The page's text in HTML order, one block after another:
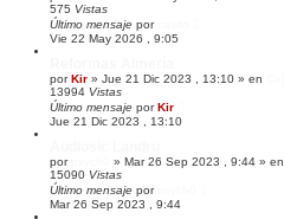
a
d
a
575 Vistas
Último mensaje por
Vie 22 May 2026 , 9:05
porKir » Jue 21 Dic 2023 , 13:10 » en
13994 Vistas
Último mensaje porKir
Jue 21 Dic 2023 , 13:10
por » Mar 26 Sep 2023 , 9:44 » en
15090 Vistas
Último mensaje por
Mar 26 Sep 2023 , 9:44